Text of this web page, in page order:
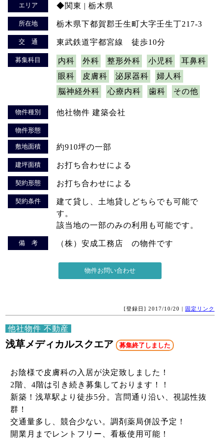
エリア ◆関東 | 栃木県
所在地 栃木県下都賀郡壬生町大字壬生丁217-3
交 通 東武鉄道宇都宮線 徒歩10分
募集科目 内科 外科 整形外科 小児科
耳鼻科
眼科
皮膚科 泌尿器科
婦人科
脳神経外科
心療内科 歯科 その他
物件種別 他社物件 建築会社
物件形態
敷地面積 約910坪の一部
建坪面積 お打ち合わせによる
契約形態 お打ち合わせによる
契約条件
建て貸し、土地貸しどちらでも可能で
す。
該当地の一部のみの利用も可能です。
備 考 （株）安成工務店 の物件です
[登録日] 2017/10/20 | 固定リンク
他社物件 不動産
浅草メディカルスクエア 募集終了しました
お陰様で皮膚科の入居が決定致しました！
2階、4階は引き続き募集しております！！
新築！浅草駅より徒歩5分。言問通り沿い、視認性抜
群！
交通量多し、競合少ない。調剤薬局併設予定！
開業月までレントフリー、看板使用可能！